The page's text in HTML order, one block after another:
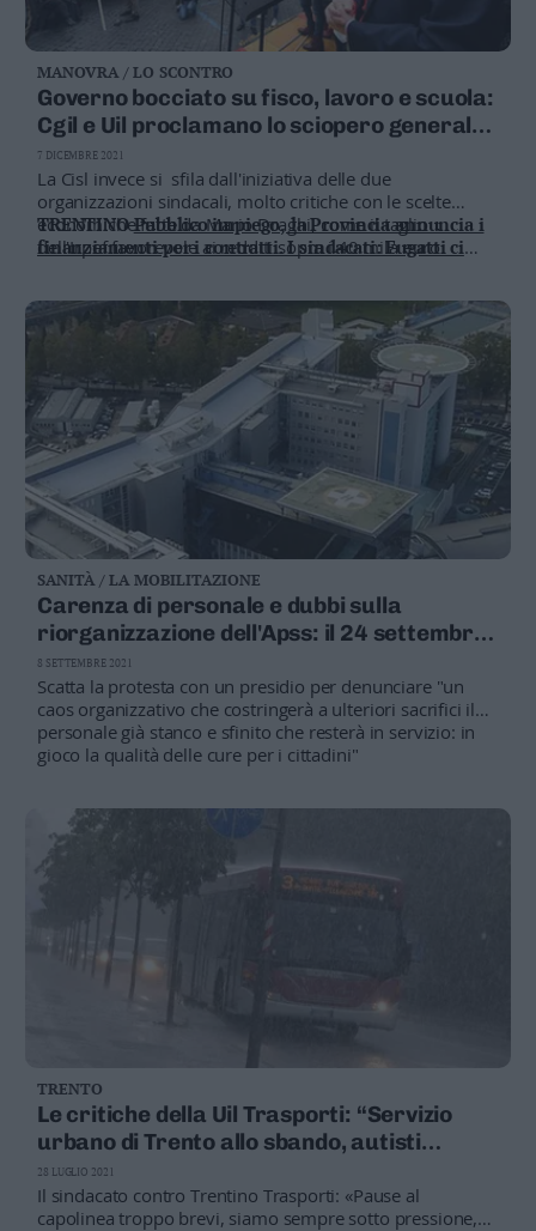
MANOVRA / LO SCONTRO
Governo bocciato su fisco, lavoro e scuola:
Cgil e Uil proclamano lo sciopero generale
per il 16 dicembre
La Cisl invece si sfila dall'iniziativa delle due
organizzazioni sindacali, molto critiche con le scelte
economiche fatte da Mario Draghi, come il taglio
dell'Irpef favorevole ai redditi sopra i 40 mila euro
TRENTINOPubblico impiego, la Provincia annuncia i
finanziamenti per i contratti. I sindacati: Fugatti ci
7 DICEMBRE 2021
SANITÀ / LA MOBILITAZIONE
Carenza di personale e dubbi sulla
riorganizzazione dell'Apss: il 24 settembre
Uil e Nursing up in piazza
Scatta la protesta con un presidio per denunciare "un
caos organizzativo che costringerà a ulteriori sacrifici il
personale già stanco e sfinito che resterà in servizio: in
gioco la qualità delle cure per i cittadini"
nelle ultime 24 ore
IL CASO
Nuovo ospedale e dure critiche al progetto, la
Gli Ordini sospendono dall'albo due medici e
8 SETTEMBRE 2021
TRENTO
Le critiche della Uil Trasporti: “Servizio
urbano di Trento allo sbando, autisti
stressati se ne vanno»
Il sindacato contro Trentino Trasporti: «Pause al
capolinea troppo brevi, siamo sempre sotto pressione,
28 LUGLIO 2021